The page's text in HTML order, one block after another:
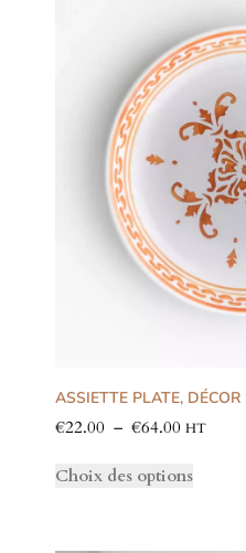
ASSIETTE PLATE,
€22.00 – €64.00 HT
Choix des options